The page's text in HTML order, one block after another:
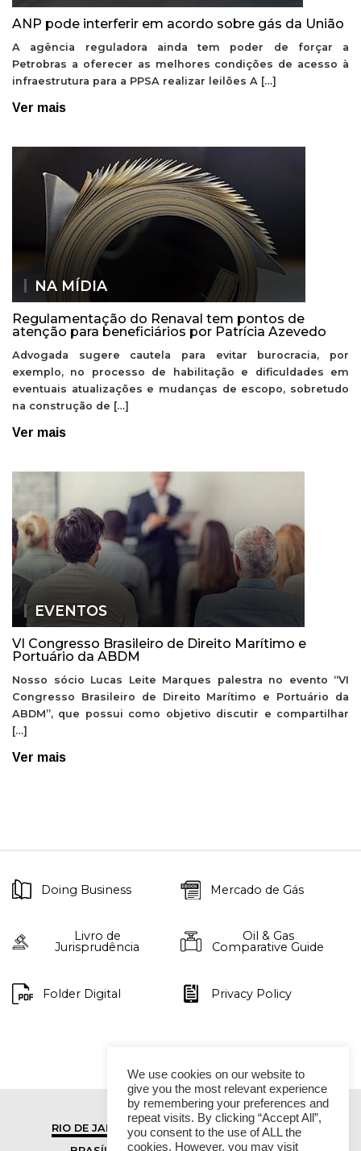
ANP pode interferir em acordo sobre gás da União
A agência reguladora ainda tem poder de forçar a
Petrobras a oferecer as melhores condições de acesso à
infraestrutura para a PPSA realizar leilões A […]
Ver mais
NA MÍDIA
Regulamentação do Renaval tem pontos de
atenção para beneficiários por Patrícia Azevedo
Advogada sugere cautela para evitar burocracia, por
exemplo, no processo de habilitação e dificuldades em
eventuais atualizações e mudanças de escopo, sobretudo
na construção de […]
Ver mais
EVENTOS
VI Congresso Brasileiro de Direito Marítimo e
Portuário da ABDM
Nosso sócio Lucas Leite Marques palestra no evento “VI
Congresso Brasileiro de Direito Marítimo e Portuário da
ABDM”, que possui como objetivo discutir e compartilhar
[…]
Ver mais
Doing Business Mercado de Gás
Livro de
Jurisprudência
Oil & Gas
Comparative Guide
Folder Digital Privacy Policy
RIO DE JANEIRO
SÃO PAULO
We use cookies on our website to
give you the most relevant experience
by remembering your preferences and
repeat visits. By clicking “Accept All”,
you consent to the use of ALL the
cookies. However, you may visit